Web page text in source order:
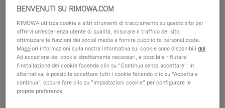
BENVENUTI SU RIMOWA.COM
RIMOWA utilizza cookie e altri strumenti di tracciamento su questo sito per
offrirvi un'esperienza utente di qualità, misurare il traffico del sito,
ottimizzare le funzioni dei social media e fornire pubblicità personalizzate.
Maggiori informazioni sulla nostra informativa sui cookie sono disponibiliqui.
Ad eccezione dei cookie strettamente necessari, è possibile rifiutare
l'installazione dei cookie facendo clic su “Continua senza accettare”. In
alternativa, è possibile accettare tutti i cookie facendo clic su “Accetta e
continua”, oppure fare clic su “Impostazioni cookie” per configurare le
proprie preferenze.